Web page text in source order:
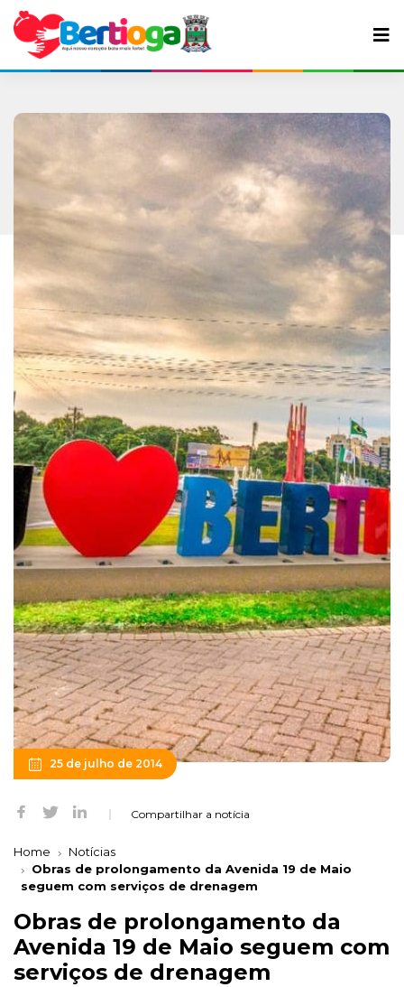
25 de julho de 2014
Compartilhar a notícia
Home
Notícias
Obras de prolongamento da Avenida 19 de Maio
seguem com serviços de drenagem
Obras de prolongamento da
Avenida 19 de Maio seguem com
serviços de drenagem